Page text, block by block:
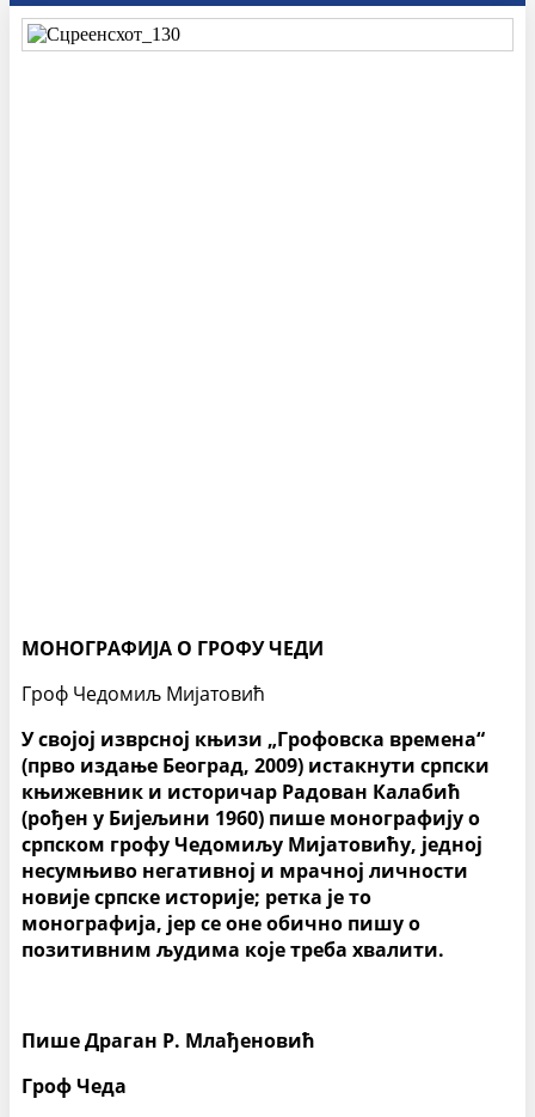
МОНОГРАФИЈА О ГРОФУ ЧЕДИ
Гроф Чедомиљ Мијатовић
У својој изврсној књизи „Грофовска времена“
(прво издање Београд, 2009) истакнути српски
књижевник и историчар Радован Калабић
(рођен у Бијељини 1960) пише монографију о
српском грофу Чедомиљу Мијатовићу, једној
несумњиво негативној и мрачној личности
новије српске историје; ретка је то
монографија, јер се оне обично пишу о
позитивним људима које треба хвалити.
Пише Драган Р. Млађеновић
Гроф Чеда